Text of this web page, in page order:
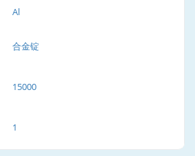
Al
合金锭
15000
1